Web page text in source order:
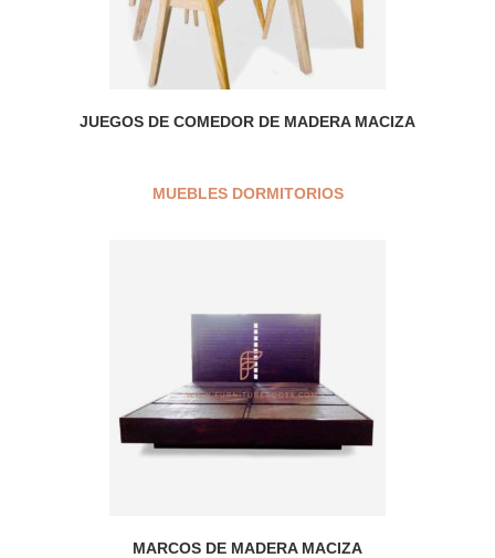
JUEGOS DE COMEDOR DE MADERA MACIZA
MUEBLES DORMITORIOS
MARCOS DE MADERA MACIZA